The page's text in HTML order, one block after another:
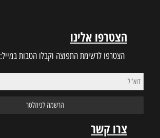
הצטרפו אלינו
הצטרפו לרשימת התפוצה וקבלו הטבות במייל:
צרו קשר